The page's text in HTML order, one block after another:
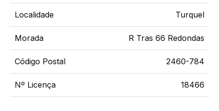
Localidade Turquel
Morada R Tras 66 Redondas
Código Postal 2460-784
Nº Licença 18466